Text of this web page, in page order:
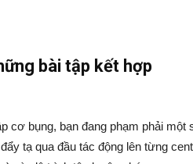
bài tập kết hợp
cơ bụng, bạn đang phạm phải một
tạ qua đầu tác động lên từng